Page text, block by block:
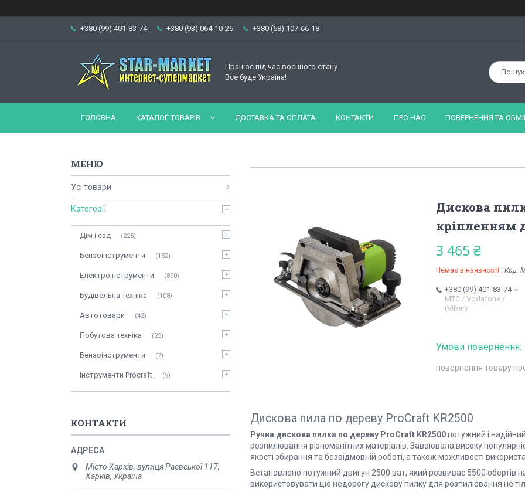
+380 (99) 401-83-74 +380 (93) 064-10-26 +380 (68) 107-66-18
Працює під час воєнного стану.
Все буде Україна!
ГОЛОВНА КАТАЛОГ ТОВАРІВ ДОСТАВКА ТА ОПЛАТА КОНТАКТИ ПРО НАС ПОВЕРНЕННЯ ТА
Дискова
кріпленням
3 465 ₴
Немає в наявності Код:
+380 (99) 401-83-74
МТС / Vodafone /
(Viber)
повернення товару
Дискова пила по дереву ProCraft KR2500
Ручна дискова пилка по дереву ProCraft KR2500потужний і
розпилювання різноманітних матеріалів. Завоювала високу
якості збирання та безвідмовній роботі, а також можливості
Встановлено потужний двигун 2500 ват, який розвиває 5500 обертів
використовувати цю недорогу дискову пилку для розпилювання не
Усі товари
Категорії
Дім і сад 225
Бензоінструменти 152
Електроінструменти 890
Будівельна техніка 108
Автотовари 42
Побутова техніка 25
Бензоінструменти 7
Інструменти Procraft 9
КОНТАКТИ
Місто Харків, вулиця Раєвської 117,
Харків, Україна